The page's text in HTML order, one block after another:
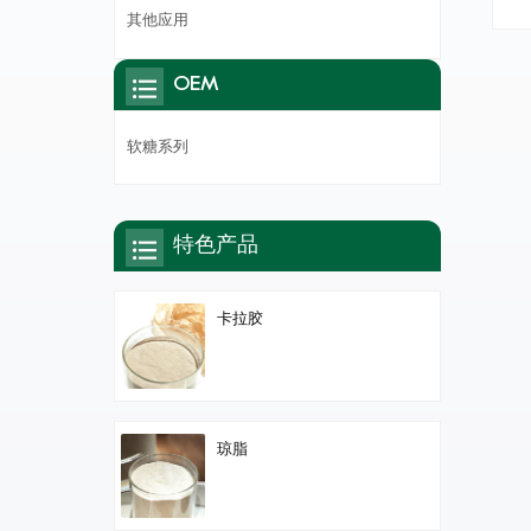
其他应用
OEM
软糖系列
特色产品
卡拉胶
琼脂